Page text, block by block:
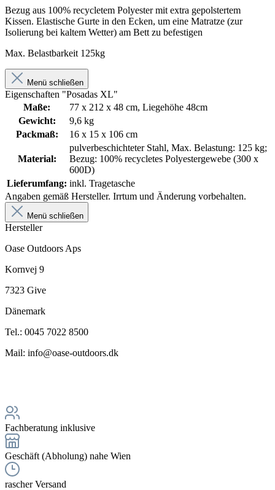
Bezug aus 100% recycletem Polyester mit extra gepolstertem
Kissen. Elastische Gurte in den Ecken, um eine Matratze (zur
Isolierung bei kaltem Wetter) am Bett zu befestigen
Max. Belastbarkeit 125kg
Menü schließen
Eigenschaften "Posadas XL"
Maße:
77 x 212 x 48 cm, Liegehöhe 48cm
Gewicht:
9,6 kg
Packmaß:
16 x 15 x 106 cm
Material:
pulverbeschichteter Stahl, Max. Belastung: 125 kg;
Bezug: 100% recycletes Polyestergewebe (300 x
600D)
Lieferumfang: inkl. Tragetasche
Angaben gemäß Hersteller. Irrtum und Änderung vorbehalten.
Menü schließen
Hersteller
Oase Outdoors Aps
Kornvej 9
7323 Give
Dänemark
Tel.: 0045 7022 8500
Mail: info@oase-outdoors.dk
Fachberatung inklusive
Geschäft (Abholung) nahe Wien
rascher Versand